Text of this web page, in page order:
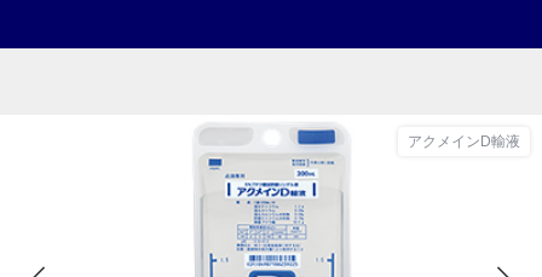
アクメインD輸液